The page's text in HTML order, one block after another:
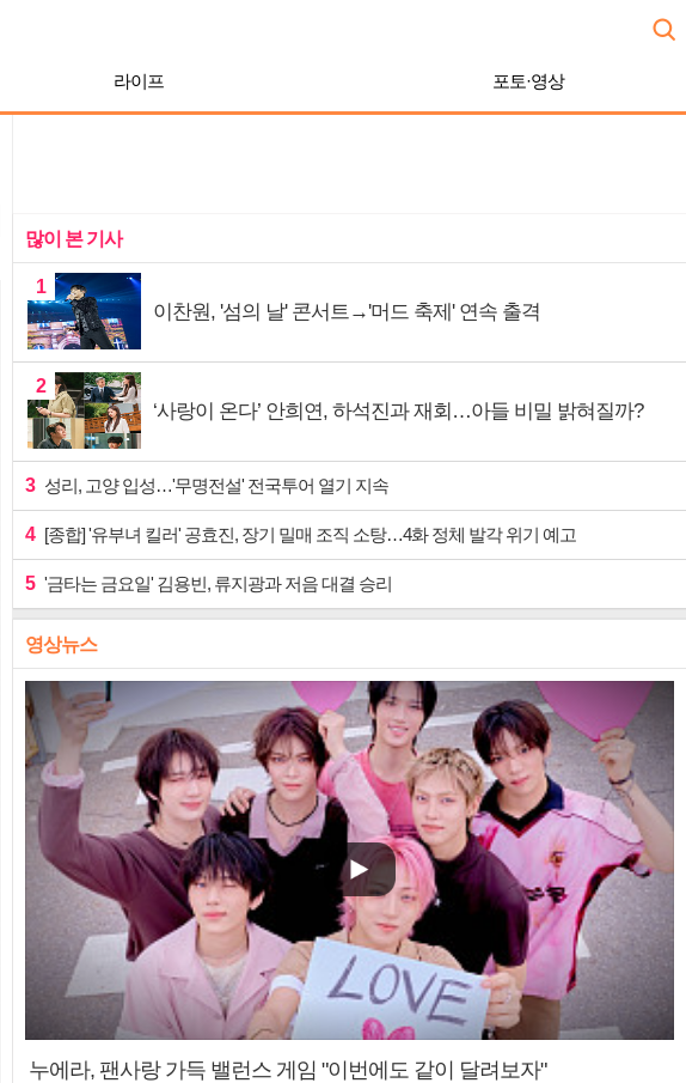
라이프 포토·영상
많이 본 기사
1
이찬원, '섬의 날' 콘서트→'머드 축제' 연속 출격
2
‘사랑이 온다’ 안희연, 하석진과 재회…아들 비밀 밝혀질까?
3 성리, 고양 입성…'무명전설' 전국투어 열기 지속
4 [종합] '유부녀 킬러' 공효진, 장기 밀매 조직 소탕…4화 정체 발각 위기 예고
5 '금타는 금요일' 김용빈, 류지광과 저음 대결 승리
영상뉴스
누에라, 팬사랑 가득 밸런스 게임 "이번에도 같이 달려보자"